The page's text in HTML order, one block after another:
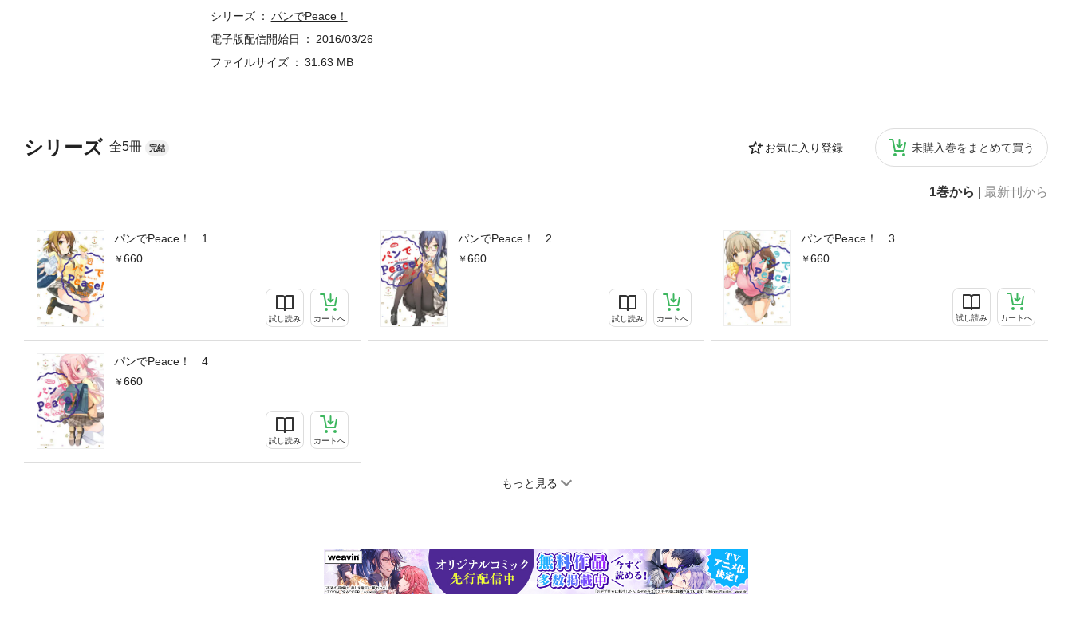
シリーズ 全5冊 完結 お気に入り登録 未購入巻をまとめて買う
1巻から 最新刊から
パンでPeace！ 1
660
試し読み カートへ
パンでPeace！ 2
660
試し読み カートへ
パンでPeace！ 3
660
試し読み カートへ
パンでPeace！ 4
660
試し読み カートへ
もっと見る
シリーズ
パンでPeace！
電子版配信開始日
2016/03/26
ファイルサイズ
31.63 MB